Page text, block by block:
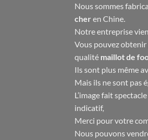
Nous sommes
cher en Chine.
Notre entreprise
Vous pouvez
qualité maillot de
Ils sont plus même
Mais ils ne sont pas
L’image fait
indicatif,
Merci pour votre
Nous pouvons